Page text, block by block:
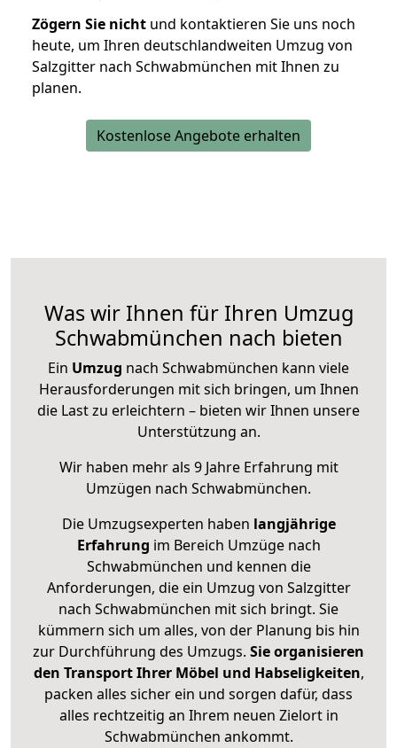
Zögern Sie nicht und kontaktieren Sie uns noch
heute, um Ihren deutschlandweiten Umzug von
Salzgitter nach Schwabmünchen mit Ihnen zu
planen.
Kostenlose Angebote erhalten
Was wir Ihnen für Ihren Umzug
Schwabmünchen nach bieten
Ein Umzug nach Schwabmünchen kann viele
Herausforderungen mit sich bringen, um Ihnen
die Last zu erleichtern – bieten wir Ihnen unsere
Unterstützung an.
Wir haben mehr als 9 Jahre Erfahrung mit
Umzügen nach Schwabmünchen.
Die Umzugsexperten haben langjährige
Erfahrung im Bereich Umzüge nach
Schwabmünchen und kennen die
Anforderungen, die ein Umzug von Salzgitter
nach Schwabmünchen mit sich bringt. Sie
kümmern sich um alles, von der Planung bis hin
zur Durchführung des Umzugs. Sie organisieren
den Transport Ihrer Möbel und Habseligkeiten,
packen alles sicher ein und sorgen dafür, dass
alles rechtzeitig an Ihrem neuen Zielort in
Schwabmünchen ankommt.